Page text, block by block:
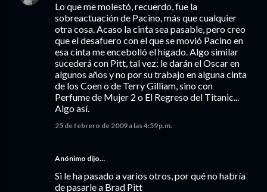
Lo que me molestó, recuerdo, fue la
sobreactuación de Pacino, más que cualquier
otra cosa. Acaso la cinta sea pasable, pero creo
que el desafuero con el que se movió Pacino en
esa cinta me encebolló el hígado. Algo similar
sucederá con Pitt, tal vez: le darán el Oscar en
algunos años y no por su trabajo en alguna cinta
de los Coen o de Terry Gilliam, sino con
Perfume de Mujer 2 o El Regreso del Titanic...
Algo así.
25 de febrero de 2009 a las 4:59 p.m.
Anónimo dijo…
Si le ha pasado a varios otros, por qué no habría
de pasarle a Brad Pitt